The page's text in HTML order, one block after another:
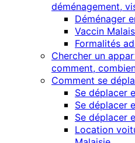
déménagement,
Déménager
Vaccin
Formalités
Chercher un
comment,
Comment se
Se déplacer
Se déplacer
Se déplacer
Location